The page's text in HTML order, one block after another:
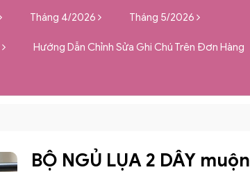
Tháng 4/2026 Tháng 5/2026
Hướng Dẫn Chỉnh Sửa Ghi Chú Trên Đơn Hàng
BỘ NGỦ LỤA 2 DÂY muộn